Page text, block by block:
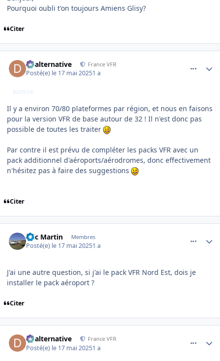
Pourquoi oubli t'on toujours Amiens Glisy?
Citer
dbalternative France VFR
Posté(e) le 17 mai 20251 a
AUTEUR
Il y a environ 70/80 plateformes par région, et nous en faisons
pour la version VFR de base autour de 32 ! Il n'est donc pas
possible de toutes les traiter
Par contre il est prévu de compléter les packs VFR avec un
pack additionnel d'aéroports/aérodromes, donc effectivement
n'hésitez pas à faire des suggestions
Citer
Eric Martin Membres
Posté(e) le 17 mai 20251 a
J'ai une autre question, si j'ai le pack VFR Nord Est, dois je
installer le pack aéroport ?
Citer
dbalternative France VFR
Posté(e) le 17 mai 20251 a